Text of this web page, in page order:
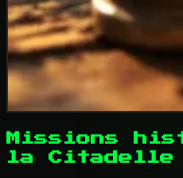
Missions
la Citadelle